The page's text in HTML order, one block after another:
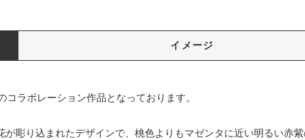
イメージ
ラボレーション作品となっております。
彫り込まれたデザインで、桃色よりもマゼンタに近い明るい赤